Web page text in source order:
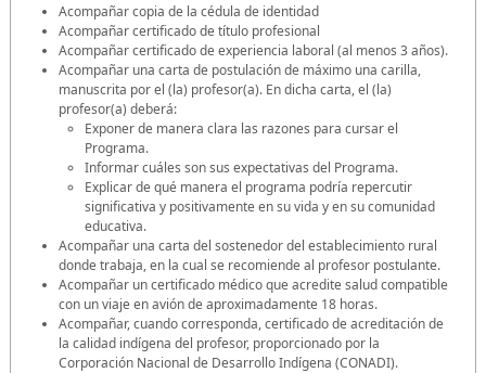
Acompañar copia de la cédula de identidad
Acompañar certificado de título profesional
Acompañar certificado de experiencia laboral (al menos 3 años).
Acompañar una carta de postulación de máximo una carilla,
manuscrita por el (la) profesor(a). En dicha carta, el (la)
profesor(a) deberá:
Exponer de manera clara las razones para cursar el
Programa.
Informar cuáles son sus expectativas del Programa.
Explicar de qué manera el programa podría repercutir
significativa y positivamente en su vida y en su comunidad
educativa.
Acompañar una carta del sostenedor del establecimiento rural
donde trabaja, en la cual se recomiende al profesor postulante.
Acompañar un certificado médico que acredite salud compatible
con un viaje en avión de aproximadamente 18 horas.
Acompañar, cuando corresponda, certificado de acreditación de
la calidad indígena del profesor, proporcionado por la
Corporación Nacional de Desarrollo Indígena (CONADI).